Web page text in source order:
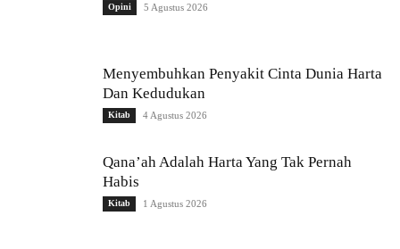
Opini 5 Agustus 2026
Menyembuhkan Penyakit Cinta Dunia Harta
Dan Kedudukan
Kitab 4 Agustus 2026
Qana’ah Adalah Harta Yang Tak Pernah
Habis
Kitab 1 Agustus 2026